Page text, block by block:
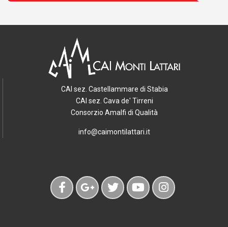
CAI sez. Castellammare di Stabia
CAI sez. Cava de' Tirreni
Consorzio Amalfi di Qualità
info@caimontilattari.it